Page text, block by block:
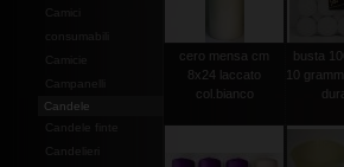
Campanelli
Candele
Candele finte
Candelieri
cero mensa cm
8x24 laccato
col.bianco
busta
10